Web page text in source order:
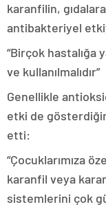
karanfilin,
antibakteriyel
“Birçok hastalığa
ve kullanılmalıdır”
Genellikle
etki de
etti:
“Çocuklarımıza
karanfil veya
sistemlerini çok